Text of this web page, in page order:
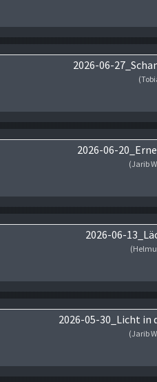
2026-06-
2026-06-
(Jarib
2026-06-
2026-05-30_Licht in
(Jarib